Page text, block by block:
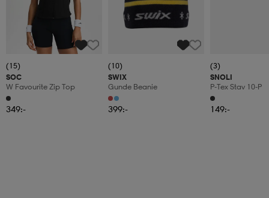
(15)
SOC
W Favourite Zip Top
349:-
(10)
SWIX
Gunde Beanie
399:-
(3)
SNOLI
P-Tex Stav 10-P
149:-